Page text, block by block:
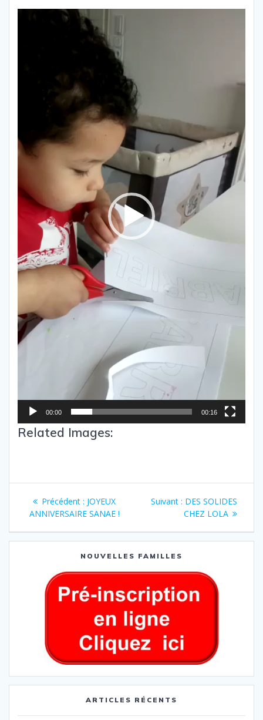
00:00 00:16
Related Images:
Précédent : JOYEUX
ANNIVERSAIRE SANAE !
Suivant : DES SOLIDES
CHEZ LOLA
NOUVELLES FAMILLES
ARTICLES RÉCENTS